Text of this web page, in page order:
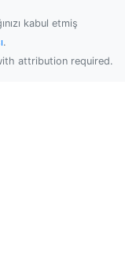
kabul etmiş
.
attribution required.